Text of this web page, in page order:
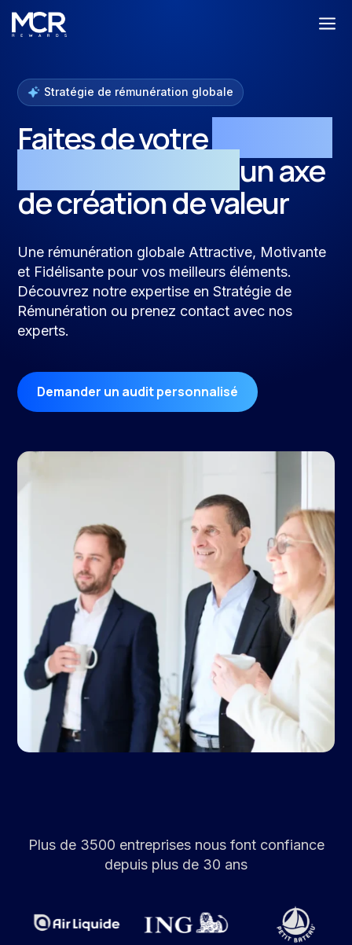
a
Stratégie de rémunération globale
Faites de votre
de rémunérationun axe
de création de valeur
Une rémunération globale Attractive, Motivante
et Fidélisante pour vos meilleurs éléments.
Découvrez notre expertise en Stratégie de
Rémunération ou prenez contact avec nos
experts.
Demander un audit personnalisé
Plus de 3500 entreprises nous font confiance
depuis plus de 30 ans